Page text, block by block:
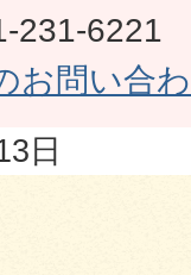
231-6221
お問い合
日